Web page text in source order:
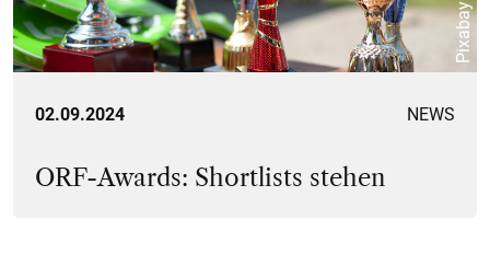
Pixabay
02.09.2024 NEWS
ORF-Awards: Shortlists stehen